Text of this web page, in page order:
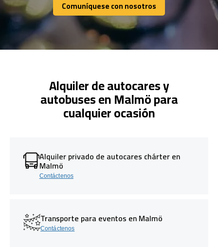
Comuníquese con nosotros
Comuníquese con nosotros
Alquiler de autocares y
autobuses en Malmö para
cualquier ocasión
Alquiler privado de autocares chárter en
Malmö
Contáctenos
Transporte para eventos en Malmö
Contáctenos